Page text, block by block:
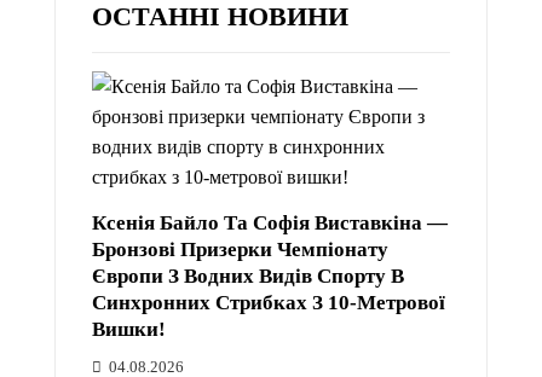
ОСТАННІ НОВИНИ
Ксенія Байло Та Софія Виставкіна —
Бронзові Призерки Чемпіонату
Європи З Водних Видів Спорту В
Синхронних Стрибках З 10-Метрової
Вишки!
04.08.2026